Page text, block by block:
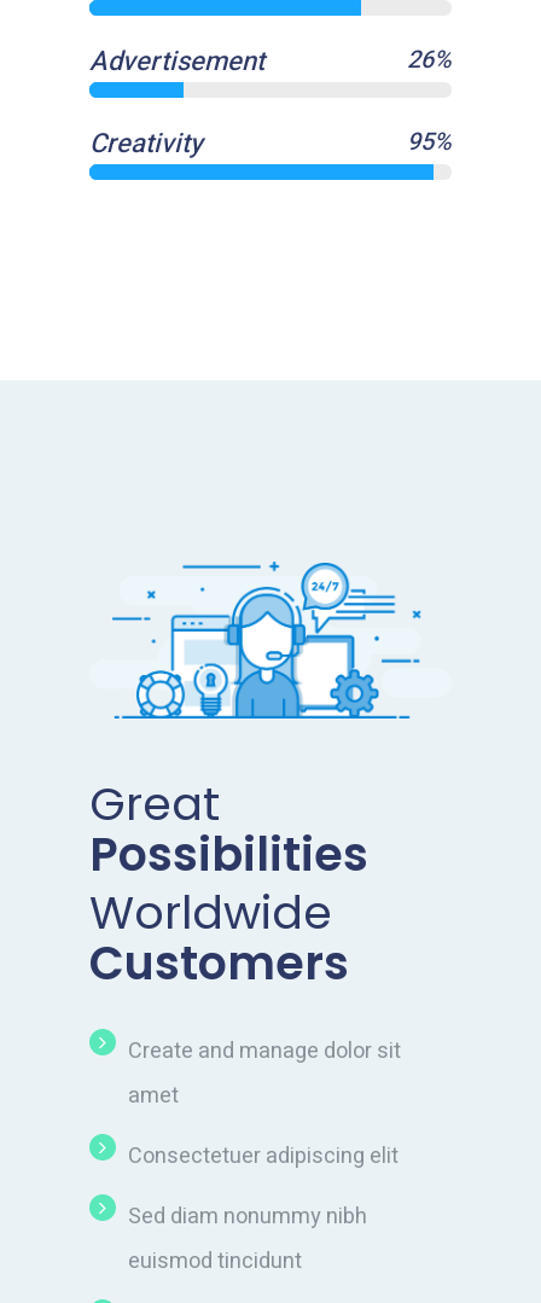
Advertisement 26%
Creativity 95%
Great
Possibilities
Worldwide
Customers
Create and manage dolor sit
amet
Consectetuer adipiscing elit
Sed diam nonummy nibh
euismod tincidunt